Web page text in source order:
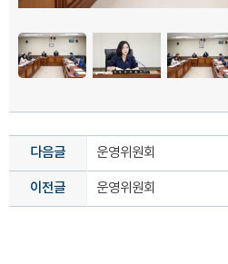
다음글 운영위원회
이전글 운영위원회